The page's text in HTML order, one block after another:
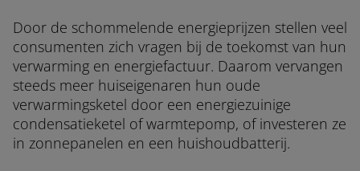
Door de schommelende energieprijzen stellen veel
consumenten zich vragen bij de toekomst van hun
verwarming en energiefactuur. Daarom vervangen
steeds meer huiseigenaren hun oude
verwarmingsketel door een energiezuinige
condensatieketel of warmtepomp, of investeren ze
in zonnepanelen en een huishoudbatterij.